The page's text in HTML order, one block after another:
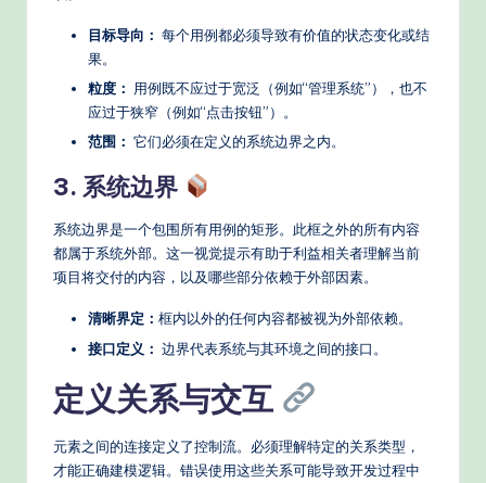
目标导向： 每个用例都必须导致有价值的状态变化或结
果。
粒度： 用例既不应过于宽泛（例如“管理系统”），也不
应过于狭窄（例如“点击按钮”）。
范围： 它们必须在定义的系统边界之内。
3. 系统边界
系统边界是一个包围所有用例的矩形。此框之外的所有内容
都属于系统外部。这一视觉提示有助于利益相关者理解当前
项目将交付的内容，以及哪些部分依赖于外部因素。
清晰界定： 框内以外的任何内容都被视为外部依赖。
接口定义： 边界代表系统与其环境之间的接口。
定义关系与交互
元素之间的连接定义了控制流。必须理解特定的关系类型，
才能正确建模逻辑。错误使用这些关系可能导致开发过程中